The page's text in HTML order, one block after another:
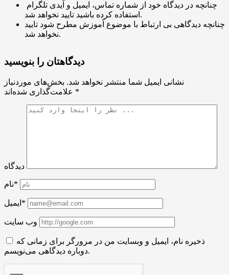
استفاده کرده باشید تایید نخواهد شد.
چنانچه دیدگاهی بی ارتباط با موضوع آموزش مطرح شود تایید
نخواهد شد.
دیدگاهتان را بنویسید
نشانی ایمیل شما منتشر نخواهد شد. بخش‌های موردنیاز
*
دیدگاه
نام*
ایمیل*
وب سایت
ذخیره نام، ایمیل و وبسایت من در مرورگر برای زمانی که
دوباره دیدگاهی می‌نویسم.